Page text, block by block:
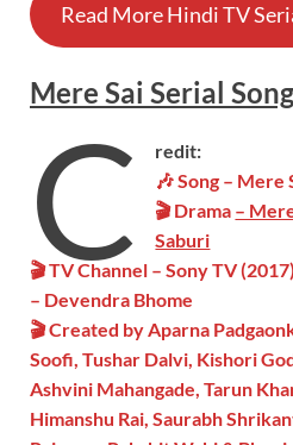
Read More Hindi TV
Mere Sai Serial
C
redit:
🎶 Song – Mere
🎬 Drama –
Saburi
🎬 TV Channel – Sony TV
– Devendra Bhome
🎬 Created by Aparna
Soofi, Tushar Dalvi, Kishori
Ashvini Mahangade, Tarun
Himanshu Rai, Saurabh